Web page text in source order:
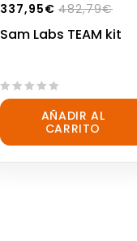
482,79€
337,95€
Sam Labs TEAM kit
0
5
AÑADIR AL
CARRITO